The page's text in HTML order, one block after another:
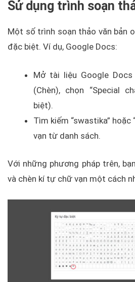
Sử dụng trình soạn
Một số trình soạn thảo văn bản
đặc biệt. Ví dụ, Google Docs:
Mở tài liệu Google Docs
(Chèn), chọn “Special
biệt).
Tìm kiếm “swastika” hoặc
vạn từ danh sách.
Với những phương pháp trên,
và chèn kí tự chữ vạn một cách